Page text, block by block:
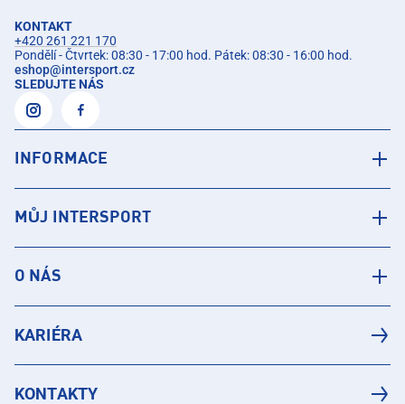
KONTAKT
+420 261 221 170
Pondělí - Čtvrtek: 08:30 - 17:00 hod. Pátek: 08:30 - 16:00 hod.
eshop@intersport.cz
SLEDUJTE NÁS
INFORMACE
MŮJ INTERSPORT
O NÁS
KARIÉRA
KONTAKTY